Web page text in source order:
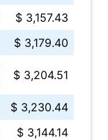
$ 3,157.43
$ 3,179.40
$ 3,204.51
$ 3,230.44
$ 3,144.14